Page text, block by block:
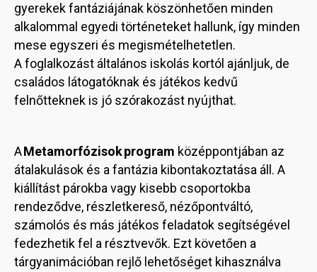
gyerekek fantáziájának köszönhetően minden
alkalommal egyedi történeteket hallunk, így minden
mese egyszeri és megismételhetetlen.
A foglalkozást általános iskolás kortól ajánljuk, de
családos látogatóknak és játékos kedvű
felnőtteknek is jó szórakozást nyújthat.
AMetamorfózisok program középpontjában az
átalakulások és a fantázia kibontakoztatása áll. A
kiállítást párokba vagy kisebb csoportokba
rendeződve, részletkereső, nézőpontváltó,
számolós és más játékos feladatok segítségével
fedezhetik fel a résztvevők. Ezt követően a
tárgyanimációban rejlő lehetőséget kihasználva